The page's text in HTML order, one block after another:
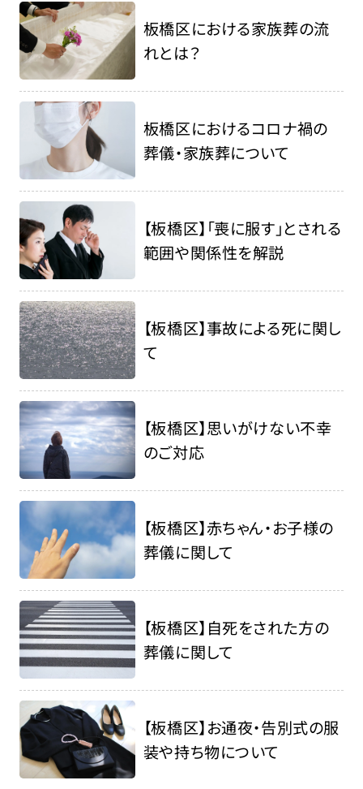
板橋区における家族葬の流
れとは？
板橋区におけるコロナ禍の
葬儀・家族葬について
【板橋区】「喪に服す」とされる
範囲や関係性を解説
【板橋区】事故による死に関し
て
【板橋区】思いがけない不幸
のご対応
【板橋区】赤ちゃん・お子様の
葬儀に関して
【板橋区】自死をされた方の
葬儀に関して
【板橋区】お通夜・告別式の服
装や持ち物について